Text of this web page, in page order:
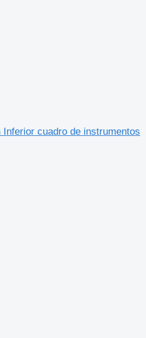
Inferior cuadro de instrumentos